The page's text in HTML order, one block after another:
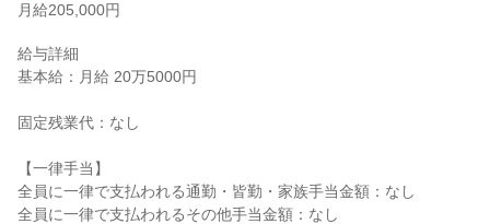
月給205,000円
給与詳細
基本給：月給 20万5000円
固定残業代：なし
【一律手当】
全員に一律で支払われる通勤・皆勤・家族手当金額：なし
全員に一律で支払われるその他手当金額：なし